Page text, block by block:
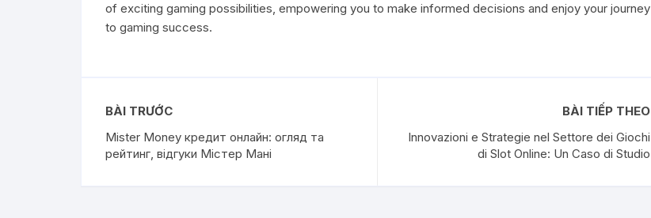
of exciting gaming possibilities, empowering you to make informed decisions and enjoy your journey
to gaming success.
BÀI TRƯỚC
Mister Money кредит онлайн: огляд та
рейтинг, відгуки Містер Мані
BÀI TIẾP THEO
Innovazioni e Strategie nel Settore dei Giochi
di Slot Online: Un Caso di Studio